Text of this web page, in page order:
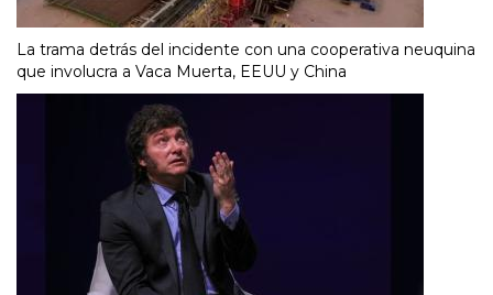
La trama detrás del incidente con una cooperativa neuquina
que involucra a Vaca Muerta, EEUU y China